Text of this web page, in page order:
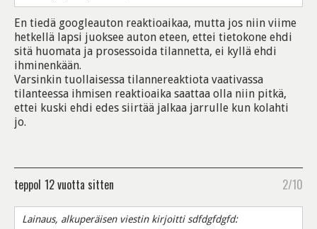
En tiedä googleauton reaktioaikaa, mutta jos niin viime
hetkellä lapsi juoksee auton eteen, ettei tietokone ehdi
sitä huomata ja prosessoida tilannetta, ei kyllä ehdi
ihminenkään.
Varsinkin tuollaisessa tilannereaktiota vaativassa
tilanteessa ihmisen reaktioaika saattaa olla niin pitkä,
ettei kuski ehdi edes siirtää jalkaa jarrulle kun kolahti
jo.
teppoI 12 vuotta sitten 2/10
Lainaus, alkuperäisen viestin kirjoitti sdfdgfdgfd: